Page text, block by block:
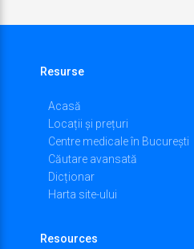
Resurse
Acasă
Locații și prețuri
Centre medicale în București
Căutare avansată
Dicționar
Harta site-ului
Resources